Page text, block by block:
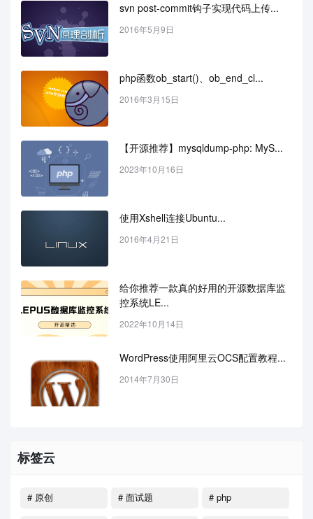
svn post-commit钩子实现代码上传...
2016年5月9日
php函数ob_start()、ob_end_cl...
2016年3月15日
【开源推荐】mysqldump-php: MyS...
2023年10月16日
使用Xshell连接Ubuntu...
2016年4月21日
给你推荐一款真的好用的开源数据库监
控系统LE...
2022年10月14日
WordPress使用阿里云OCS配置教程...
2014年7月30日
标签云
# 原创 # 面试题 # php